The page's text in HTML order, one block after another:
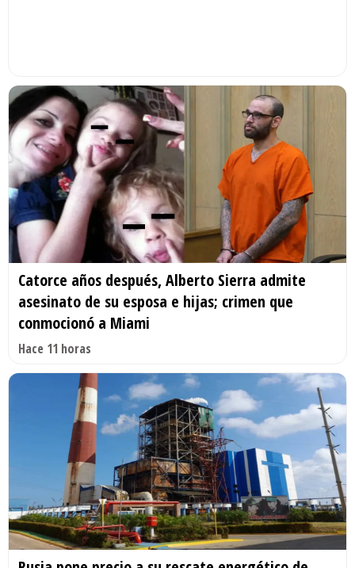
Catorce años después, Alberto Sierra admite
asesinato de su esposa e hijas; crimen que
conmocionó a Miami
Hace 11 horas